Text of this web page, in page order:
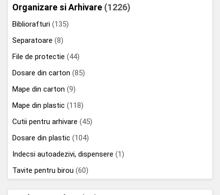
Organizare si Arhivare (1226)
Bibliorafturi (135)
Separatoare (8)
File de protectie (44)
Dosare din carton (85)
Mape din carton (9)
Mape din plastic (118)
Cutii pentru arhivare (45)
Dosare din plastic (104)
Indecsi autoadezivi, dispensere (1)
Tavite pentru birou (60)